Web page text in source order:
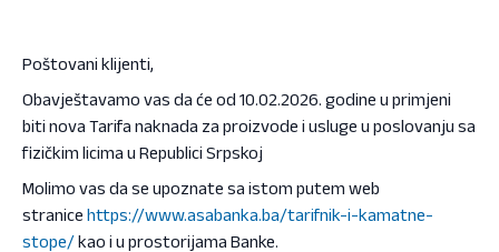
Poštovani klijenti,
Obavještavamo vas da će od 10.02.2026. godine u primjeni
biti nova Tarifa naknada za proizvode i usluge u poslovanju sa
fizičkim licima u Republici Srpskoj
Molimo vas da se upoznate sa istom putem web
stranice https://www.asabanka.ba/tarifnik-i-kamatne-
stope/kao i u prostorijama Banke.